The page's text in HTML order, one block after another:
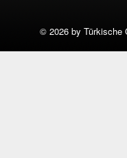
© 2026 by Türkische